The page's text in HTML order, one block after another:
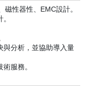
磁性器性、EMC設計。
與分析，並協助導入量
服務。